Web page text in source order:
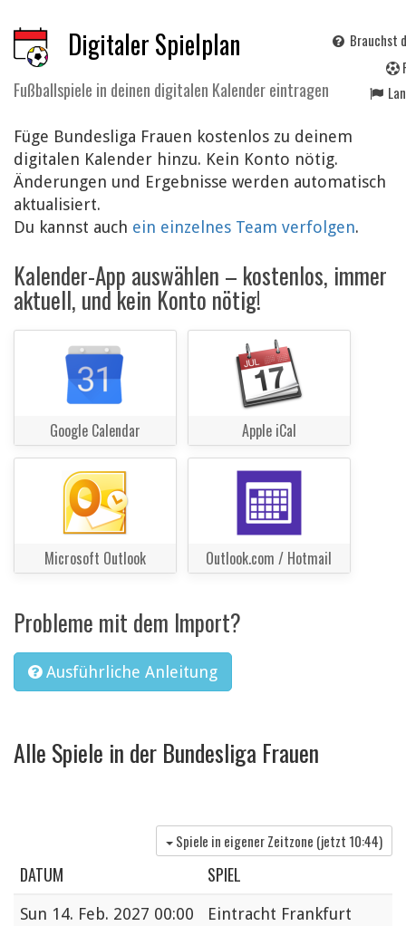
Digitaler Spielplan
Fußballspiele in deinen digitalen Kalender eintragen
Brauchst
Füge Bundesliga Frauen kostenlos zu deinem
digitalen Kalender hinzu. Kein Konto nötig.
Änderungen und Ergebnisse werden automatisch
aktualisiert.
Du kannst auch ein einzelnes Team verfolgen.
Kalender-App auswählen – kostenlos, immer
aktuell, und kein Konto nötig!
Google Calendar Apple iCal
Microsoft Outlook Outlook.com / Hotmail
Probleme mit dem Import?
Ausführliche Anleitung
Alle Spiele in der Bundesliga Frauen
Spiele in eigener Zeitzone (jetzt 10:44)
DATUM SPIEL
Sun 14. Feb. 2027 00:00
Eintracht Frankfurt